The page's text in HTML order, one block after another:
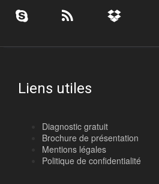
Liens utiles
Diagnostic gratuit
Brochure de présentation
Mentions légales
Politique de confidentialité